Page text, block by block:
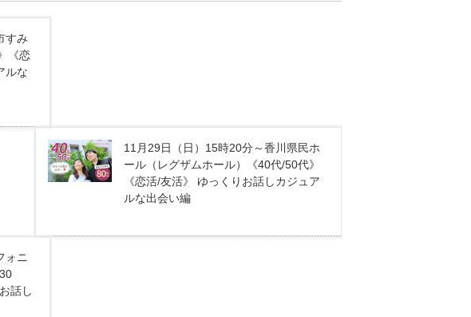
すみ
《恋
ルな
11月29日（日）15時20分～香川県民ホ
ール（レグザムホール）《40代/50代》
《恋活/友活》 ゆっくりお話しカジュア
ルな出会い編
ォニ
話し